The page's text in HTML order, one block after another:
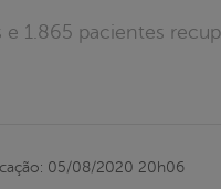
1.865 pacientes
05/08/2020 20h06